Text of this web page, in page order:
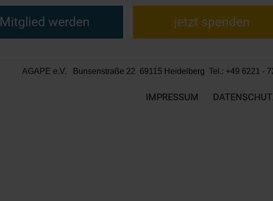
Mitglied werden jetzt spenden
AGAPE e.V. Bunsenstraße 22 69115 Heidelberg Tel.: +49 6221 -
IMPRESSUM